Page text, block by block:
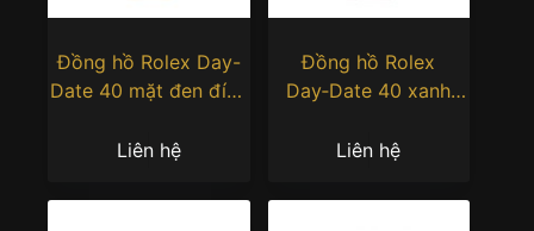
Đồng hồ Rolex Day-
Date 40 mặt đen đính
228348RBR-0001
Liên hệ
Đồng hồ Rolex
Day‑Date 40 xanh
228239-0076
Liên hệ